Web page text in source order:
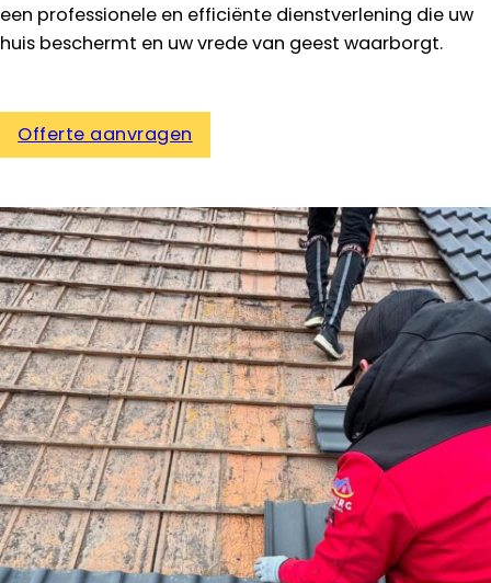
een professionele en efficiënte dienstverlening die uw
huis beschermt en uw vrede van geest waarborgt.
Offerte aanvragen